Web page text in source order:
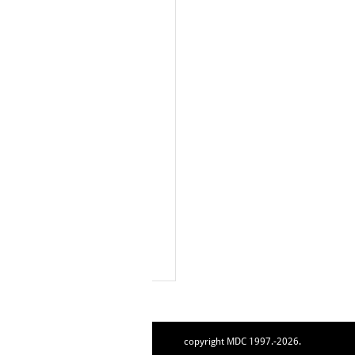
copyright MDC 1997.-2026.